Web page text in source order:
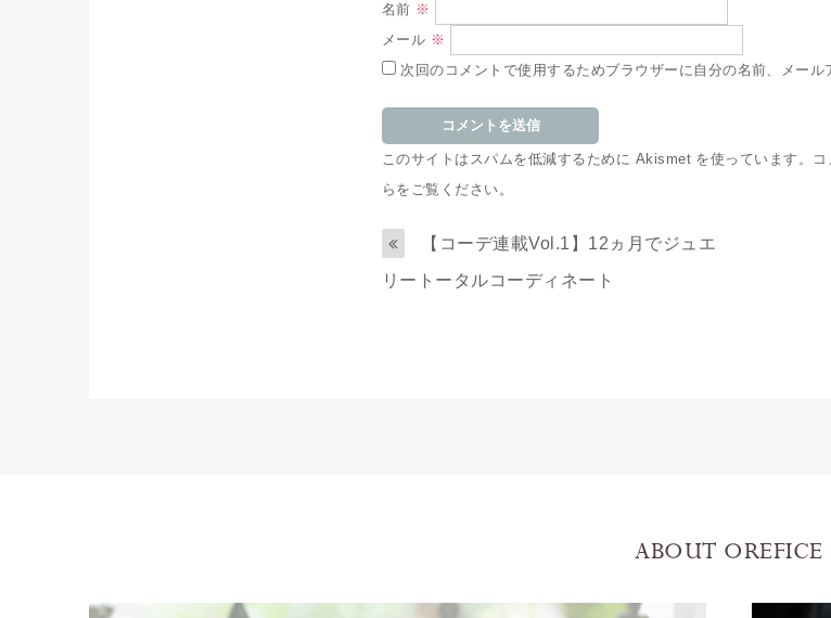
名前 ※
メール ※
次回のコメントで使用するためブラウザーに自分の名前、メール
このサイトはスパムを低減するために Akismet を使っています。
らをご覧ください。
【コーデ連載Vol.1】12ヵ月でジュエ
リートータルコーディネート
ABOUT OREFICE